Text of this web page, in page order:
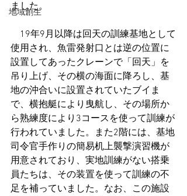
地域創生
ました。
19年9月以降は回天の訓練基地として
使用され、魚雷発射口とは逆の位置に
設置してあったクレーンで「回天」を
吊り上げ、その横の海面に降ろし、基
地の沖合いに設置されていたブイま
で、横抱艇により曳航し、その場所か
ら熟練度により3コースを使って訓練が
行われていました。また2階には、基地
司令官手作りの簡易机上襲撃演習機が
用意されており、実地訓練がない搭乗
員たちは、その装置を使って訓練の不
足を補っていました。なお、この施設